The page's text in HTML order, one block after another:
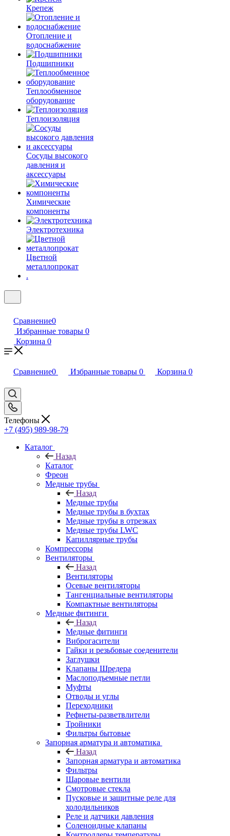
Крепеж
Отопление и
водоснабжение
Подшипники
Теплообменное
оборудование
Теплоизоляция
Сосуды высокого
давления и
аксессуары
Химические
компоненты
Электротехника
Цветной
металлопрокат
.
Сравнение0
Избранные товары 0
Корзина 0
Сравнение0 Избранные товары 0 Корзина 0
Телефоны
+7 (495) 989-98-79
Каталог
Назад
Каталог
Фреон
Медные трубы
Назад
Медные трубы
Медные трубы в бухтах
Медные трубы в отрезках
Медные трубы LWC
Капиллярные трубы
Компрессоры
Вентиляторы
Назад
Вентиляторы
Осевые вентиляторы
Тангенциальные вентиляторы
Компактные вентиляторы
Медные фитинги
Назад
Медные фитинги
Виброгасители
Гайки и резьбовые соеденители
Заглушки
Клапаны Шредера
Маслоподъемные петли
Муфты
Отводы и углы
Переходники
Рефнеты-разветвлители
Тройники
Фильтры бытовые
Запорная арматура и автоматика
Назад
Запорная арматура и автоматика
Фильтры
Шаровые вентили
Смотровые стекла
Пусковые и защитные реле для
холодильников
Реле и датчики давления
Соленоидные клапаны